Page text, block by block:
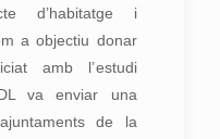
d’habitatge i
a objectiu donar
amb l’estudi
va enviar una
de la